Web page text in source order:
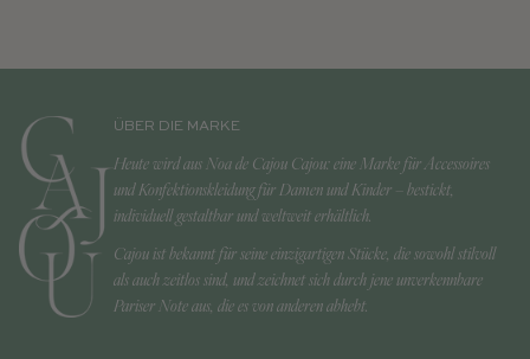
ÜBER DIE MARKE
Heute wird aus Noa de Cajou Cajou: eine Marke für Accessoires
und Konfektionskleidung für Damen und Kinder – bestickt,
individuell gestaltbar und weltweit erhältlich.
Cajou ist bekannt für seine einzigartigen Stücke, die sowohl stilvoll
als auch zeitlos sind, und zeichnet sich durch jene unverkennbare
Pariser Note aus, die es von anderen abhebt.